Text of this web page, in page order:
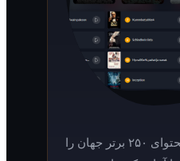
از تمام محتوای ۲۵۰ برتر جهان را